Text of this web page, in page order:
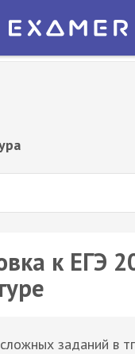
— ЕГЭ 2027
к ЕГЭ
заданий в